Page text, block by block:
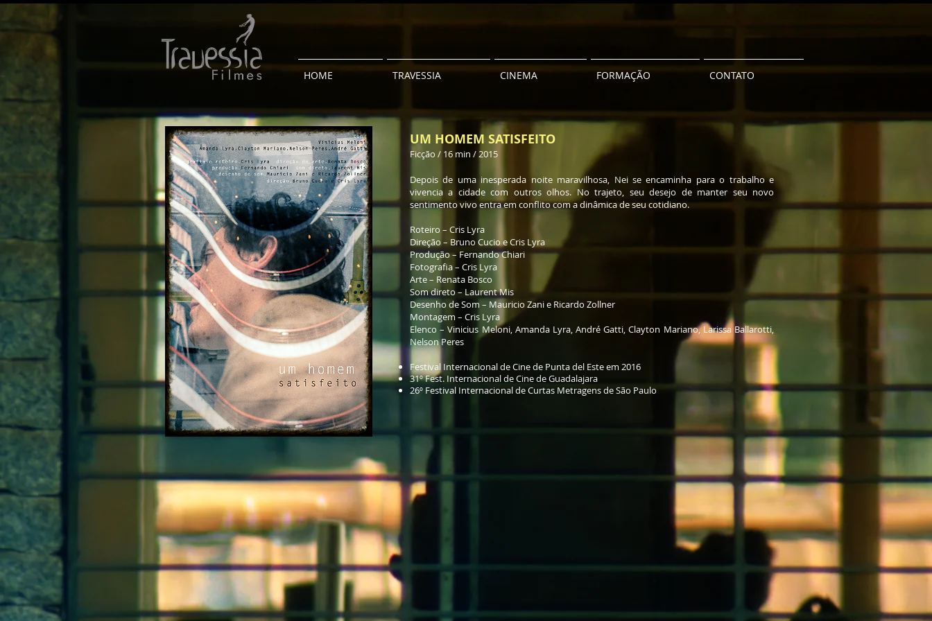
HOME TRAVESSIA CINEMA FORMAÇÃO CONTATO
UM HOMEM SATISFEITO
Ficção / 16 min / 2015
Depois de uma inesperada noite maravilhosa, Nei se encaminha para o trabalho e
vivencia a cidade com outros olhos. No trajeto, seu desejo de manter seu novo
sentimento vivo entra em conflito com a dinâmica de seu cotidiano.
Roteiro – Cris Lyra
Direção – Bruno Cucio e Cris Lyra
Produção – Fernando Chiari
Fotografia – Cris Lyra
Arte – Renata Bosco
Som direto – Laurent Mis
Desenho de Som – Mauricio Zani e Ricardo Zollner
Montagem – Cris Lyra
Elenco – Vinicius Meloni, Amanda Lyra, André Gatti, Clayton Mariano, Larissa Ballarotti,
Nelson Peres
Festival Internacional de Cine de Punta del Este em 2016
31º Fest. Internacional de Cine de Guadalajara
26º Festival Internacional de Curtas Metragens de São Paulo